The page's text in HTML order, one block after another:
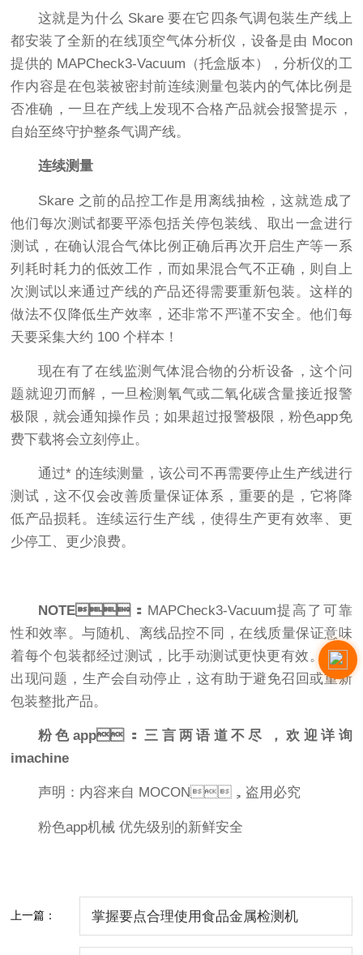
这就是为什么 Skare 要在它四条气调包装生产线上
都安装了全新的在线顶空气体分析仪，设备是由 Mocon
提供的 MAPCheck3-Vacuum（托盒版本），分析仪的工
作内容是在包装被密封前连续测量包装内的气体比例是
否准确，一旦在产线上发现不合格产品就会报警提示，
自始至终守护整条气调产线。
连续测量
Skare 之前的品控工作是用离线抽检，这就造成了
他们每次测试都要平添包括关停包装线、取出一盒进行
测试，在确认混合气体比例正确后再次开启生产等一系
列耗时耗力的低效工作，而如果混合气不正确，则自上
次测试以来通过产线的产品还得需要重新包装。这样的
做法不仅降低生产效率，还非常不严谨不安全。他们每
天要采集大约 100 个样本！
现在有了在线监测气体混合物的分析设备，这个问
题就迎刃而解，一旦检测氧气或二氧化碳含量接近报警
极限，就会通知操作员；如果超过报警极限，粉色app免
费下载将会立刻停止。
通过* 的连续测量，该公司不再需要停止生产线进行
测试，这不仅会改善质量保证体系，重要的是，它将降
低产品损耗。连续运行生产线，使得生产更有效率、更
少停工、更少浪费。
NOTE： MAPCheck3-Vacuum提高了可靠
性和效率。与随机、离线品控不同，在线质量保证意味
着每个包装都经过测试，比手动测试更快更有效。如果
出现问题，生产会自动停止，这有助于避免召回或重新
包装整批产品。
粉色app：三言两语道不尽，欢迎详询
imachine
声明：内容来自 MOCON，盗用必究
粉色app机械 优先级别的新鲜安全
上一篇： 掌握要点合理使用食品金属检测机